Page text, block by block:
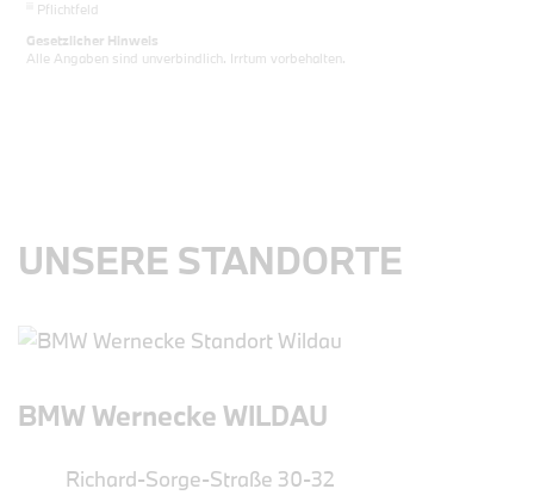
Pflichtfeld
Gesetzlicher Hinweis
Alle Angaben sind unverbindlich. Irrtum vorbehalten.
UNSERE STANDORTE
BMW Wernecke WILDAU
Richard-Sorge-Straße 30-32